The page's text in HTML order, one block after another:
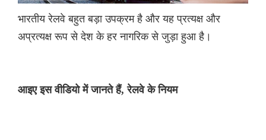
भारतीय रेलवे बहुत बड़ा उपक्रम है और यह प्रत्यक्ष और
अप्रत्यक्ष रूप से देश के हर नागरिक से जुड़ा हुआ है।
आइए इस वीडियो में जानते हैं, रेलवे के नियम